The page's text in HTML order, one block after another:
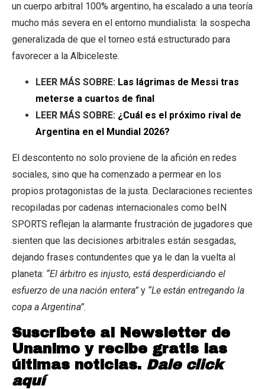
un cuerpo arbitral 100% argentino, ha escalado a una teoría
mucho más severa en el entorno mundialista: la sospecha
generalizada de que el torneo está estructurado para
favorecer a la Albiceleste.
LEER MÁS SOBRE: Las lágrimas de Messi tras
meterse a cuartos de final
LEER MÁS SOBRE: ¿Cuál es el próximo rival de
Argentina en el Mundial 2026?
El descontento no solo proviene de la afición en redes
sociales, sino que ha comenzado a permear en los
propios protagonistas de la justa. Declaraciones recientes
recopiladas por cadenas internacionales como beIN
SPORTS reflejan la alarmante frustración de jugadores que
sienten que las decisiones arbitrales están sesgadas,
dejando frases contundentes que ya le dan la vuelta al
planeta: “El árbitro es injusto, está desperdiciando el
esfuerzo de una nación entera” y “Le están entregando la
copa a Argentina”.
Suscríbete al Newsletter de
Unanimo y recibe gratis las
últimas noticias. Dale click
aquí